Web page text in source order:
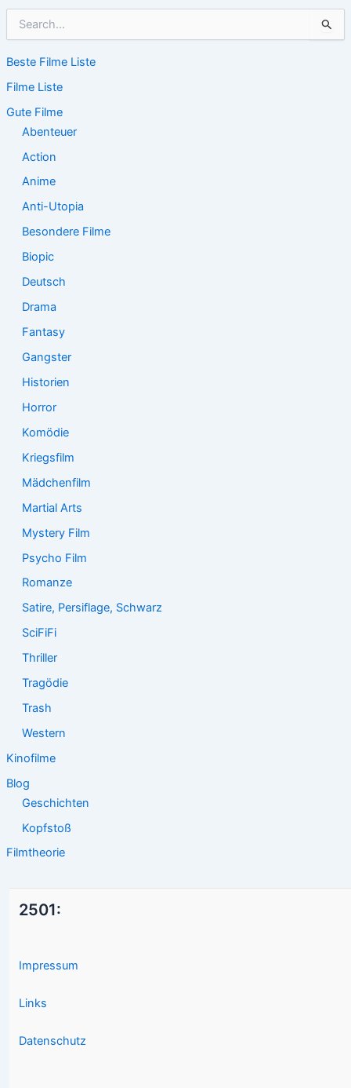
h
n
n
Beste Filme Liste
Filme Liste
Gute Filme
Abenteuer
Action
Anime
Anti-Utopia
Besondere Filme
Biopic
Deutsch
Drama
Fantasy
Gangster
Historien
Horror
Komödie
Kriegsfilm
Mädchenfilm
Martial Arts
Mystery Film
Psycho Film
Romanze
Satire, Persiflage, Schwarz
SciFiFi
Thriller
Tragödie
Trash
Western
Kinofilme
Blog
Geschichten
Kopfstoß
Filmtheorie
2501:
Impressum
Links
Datenschutz